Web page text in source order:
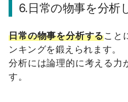
6.日常の物事を分析
日常の物事を分析すること
ンキングを鍛えられます。
分析には論理的に考える力
す。